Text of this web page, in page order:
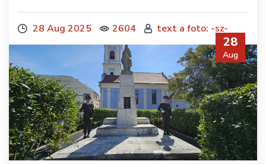
28 Aug 2025 2604 text a foto: -sz-
28
Aug